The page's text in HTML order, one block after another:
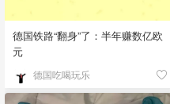
德国铁路“翻身”了：半年赚数亿欧
元
德国吃喝玩乐